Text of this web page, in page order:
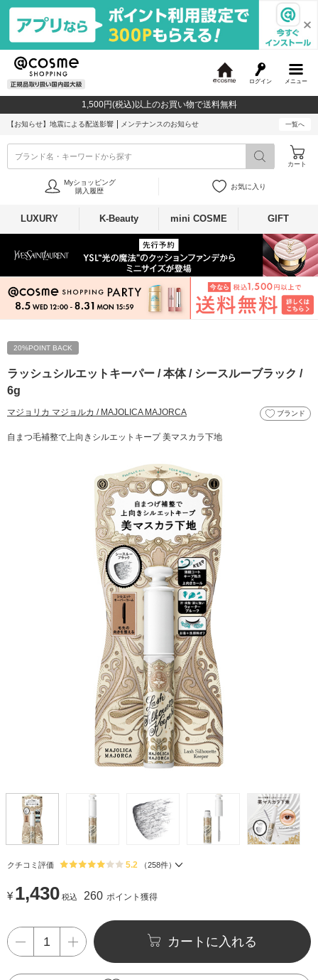
メニュー
ログイン
c
o
1,500円(税込)以上のお買い物で送料無料
【お知らせ】 地震による配送影響 メンテナンスのお知らせ 一覧へ
ブランド名・キーワードから探す
カート
Myショッピング
購入履歴
お気に入り
LUXURY K-Beauty mini COSME GIFT
20%POINT BACK
ラッシュシルエットキーパー / 本体 / シースルーブラック /
6g
マジョリカ マジョルカ / MAJOLICA MAJORCA ブランド
自まつ毛補整で上向きシルエットキープ 美マスカラ下地
クチコミ評価 5.2 （258件）
¥ 1,430 税込 260 ポイント獲得
カートに入れる